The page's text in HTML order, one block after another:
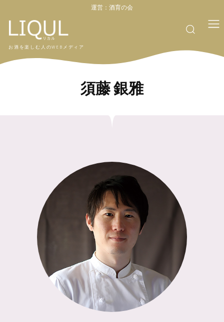
運営： 酒育の会
お酒を楽しむ人のWEBメディア
須藤 銀雅